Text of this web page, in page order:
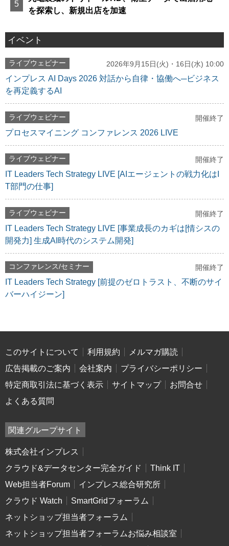
を探索し、新規出店を加速
イベント
ライブウェビナー 2026年9月15日(火)・16日(水) 10:00
インプレス AI Days 2026 対話から自律・協働へ─ビジネス
を再定義するAI
ライブウェビナー 開催終了
プロセスマイニング コンファレンス 2026 LIVE
ライブウェビナー 開催終了
IT Leaders Tech Strategy LIVE [AIエージェントの戦力化はI
T部門の仕事]
ライブウェビナー 開催終了
IT Leaders Tech Strategy LIVE [事業成長のカギは[情シスの
開発力] 生成AI時代のシステム開発]
コンファレンス/セミナー 開催終了
IT Leaders Tech Strategy [前提のゼロトラスト、不断のサイ
バーハイジーン]
このサイトについて 利用規約
メルマガ購読
広告掲載のご案内
会社案内
プライバシーポリシー
特定商取引法に基づく表示
サイトマップ
お問合せ
よくある質問
関連グループサイト
株式会社インプレス
クラウド&データセンター完全ガイド
Think IT
Web担当者Forum
インプレス総合研究所
クラウド Watch
SmartGridフォーラム
ネットショップ担当者フォーラム
ネットショップ担当者フォーラムお悩み相談室